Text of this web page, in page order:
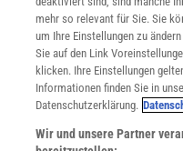
Wissenschaft in die
SciLogs
Uns finden Sie auch
mehr so relevant für Sie. Sie
um Ihre Einstellungen zu
Sie auf den Link
klicken. Ihre Einstellungen
Informationen finden Sie in
Datenschutzerklärung.
Wir und unsere Partner